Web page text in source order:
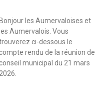
les Aumervaloises et
Aumervalois. Vous
ci-dessous le
rendu de la réunion de
municipal du 21 mars
2026.